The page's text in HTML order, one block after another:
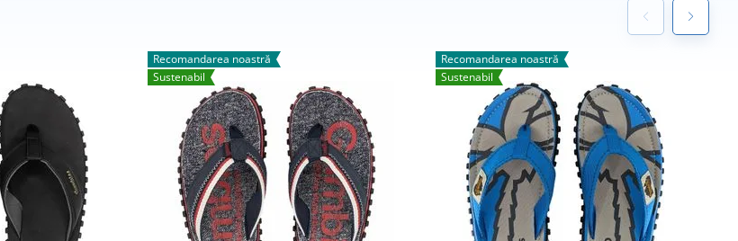
Recomandarea noastră
Sustenabil
Recomandarea noastră
Sustenabil